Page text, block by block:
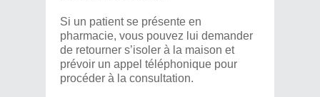
Si un patient se présente en
pharmacie, vous pouvez lui demander
de retourner s’isoler à la maison et
prévoir un appel téléphonique pour
procéder à la consultation.